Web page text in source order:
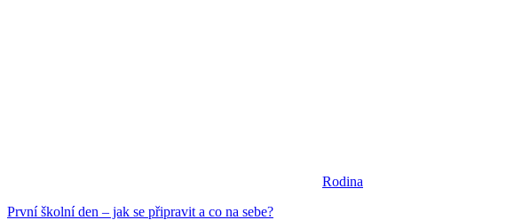
Rodina
První školní den – jak se připravit a co na sebe?